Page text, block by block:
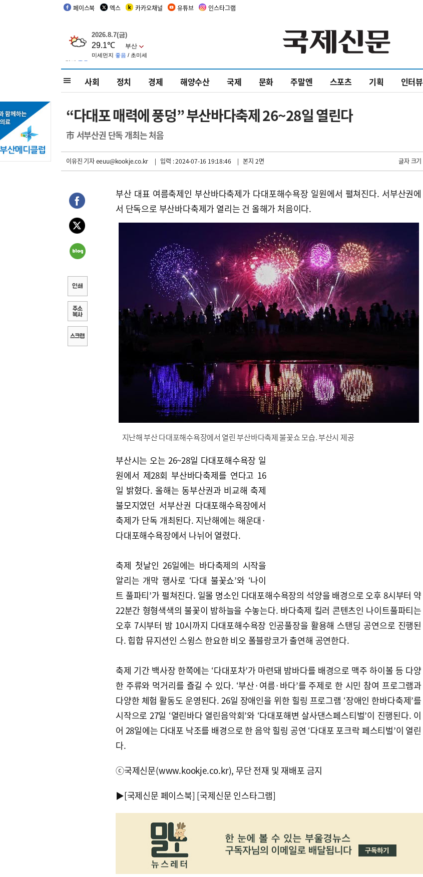
페이스북 엑스 카카오채널 유튜브 인스타그램
사회 정치 경제 해양수산 국제 문화 주말엔 스포츠 기획 인터뷰
“다대포 매력에 풍덩” 부산바다축제 26~28일 열린다
市 서부산권 단독 개최는 처음
이유진 기자eeuu@kookje.co.kr | 입력 : 2024-07-16 19:18:46 | 본지 2면 글자 크기
부산 대표 여름축제인 부산바다축제가 다대포해수욕장 일원에서 펼쳐진다. 서부산권에
서 단독으로 부산바다축제가 열리는 건 올해가 처음이다.
지난해 부산 다대포해수욕장에서 열린 부산바다축제 불꽃쇼 모습. 부산시 제공
부산시는 오는 26~28일 다대포해수욕장 일
원에서 제28회 부산바다축제를 연다고 16
일 밝혔다. 올해는 동부산권과 비교해 축제
불모지였던 서부산권 다대포해수욕장에서
축제가 단독 개최된다. 지난해에는 해운대·
다대포해수욕장에서 나뉘어 열렸다.
축제 첫날인 26일에는 바다축제의 시작을
알리는 개막 행사로 ‘다대 불꽃쇼’와 ‘나이
트 풀파티’가 펼쳐진다. 일몰 명소인 다대포해수욕장의 석양을 배경으로 오후 8시부터 약
22분간 형형색색의 불꽃이 밤하늘을 수놓는다. 바다축제 킬러 콘텐츠인 나이트풀파티는
오후 7시부터 밤 10시까지 다대포해수욕장 인공풀장을 활용해 스탠딩 공연으로 진행된
다. 힙합 뮤지션인 스윙스 한요한 비오 폴블랑코가 출연해 공연한다.
축제 기간 백사장 한쪽에는 ‘다대포차’가 마련돼 밤바다를 배경으로 맥주 하이볼 등 다양
한 주류와 먹거리를 즐길 수 있다. ‘부산·여름·바다’를 주제로 한 시민 참여 프로그램과
다양한 체험 활동도 운영된다. 26일 장애인을 위한 힐링 프로그램 ‘장애인 한바다축제’를
시작으로 27일 ‘열린바다 열린음악회’와 ‘다대포해변 살사댄스페스티벌’이 진행된다. 이
어 28일에는 다대포 낙조를 배경으로 한 음악 힐링 공연 ‘다대포 포크락 페스티벌’이 열린
다.
ⓒ국제신문(www.kookje.co.kr), 무단 전재 및 재배포 금지
▶[국제신문 페이스북] [국제신문 인스타그램]